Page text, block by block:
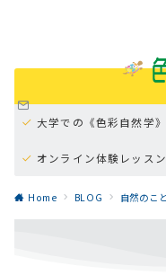
大学での《色彩自然学
オンライン体験レッス
オンラインパーソナル
Home BLOG 自然のこと